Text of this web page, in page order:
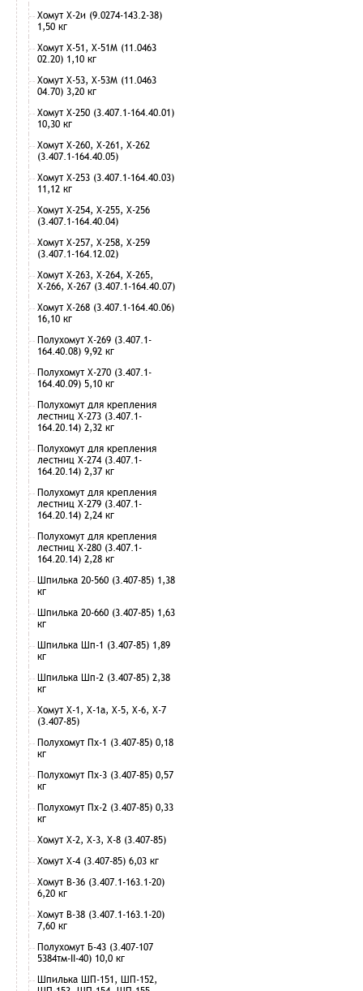
Хомут Х-2и (9.0274-143.2-38)
1,50 кг
Хомут Х-51, Х-51М (11.0463
02.20) 1,10 кг
Хомут Х-53, Х-53М (11.0463
04.70) 3,20 кг
Хомут Х-250 (3.407.1-164.40.01)
10,30 кг
Хомут Х-260, Х-261, Х-262
(3.407.1-164.40.05)
Хомут Х-253 (3.407.1-164.40.03)
11,12 кг
Хомут Х-254, Х-255, Х-256
(3.407.1-164.40.04)
Хомут Х-257, Х-258, Х-259
(3.407.1-164.12.02)
Хомут Х-263, Х-264, Х-265,
Х-266, Х-267 (3.407.1-164.40.07)
Хомут Х-268 (3.407.1-164.40.06)
16,10 кг
Полухомут Х-269 (3.407.1-
164.40.08) 9,92 кг
Полухомут Х-270 (3.407.1-
164.40.09) 5,10 кг
Полухомут для крепления
лестниц Х-273 (3.407.1-
164.20.14) 2,32 кг
Полухомут для крепления
лестниц Х-274 (3.407.1-
164.20.14) 2,37 кг
Полухомут для крепления
лестниц Х-279 (3.407.1-
164.20.14) 2,24 кг
Полухомут для крепления
лестниц Х-280 (3.407.1-
164.20.14) 2,28 кг
Шпилька 20-560 (3.407-85) 1,38
кг
Шпилька 20-660 (3.407-85) 1,63
кг
Шпилька Шп-1 (3.407-85) 1,89
кг
Шпилька Шп-2 (3.407-85) 2,38
кг
Хомут Х-1, Х-1а, Х-5, Х-6, Х-7
(3.407-85)
Полухомут Пх-1 (3.407-85) 0,18
кг
Полухомут Пх-3 (3.407-85) 0,57
кг
Полухомут Пх-2 (3.407-85) 0,33
кг
Хомут Х-2, Х-3, Х-8 (3.407-85)
Хомут Х-4 (3.407-85) 6,03 кг
Хомут В-36 (3.407.1-163.1-20)
6,20 кг
Хомут В-38 (3.407.1-163.1-20)
7,60 кг
Полухомут Б-43 (3.407-107
5384тм-II-40) 10,0 кг
Шпилька ШП-151, ШП-152,